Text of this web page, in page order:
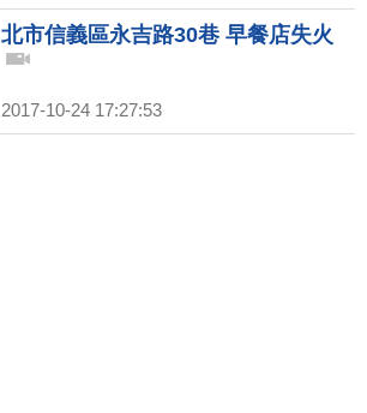
北市信義區永吉路30巷 早餐店失火
2017-10-24 17:27:53